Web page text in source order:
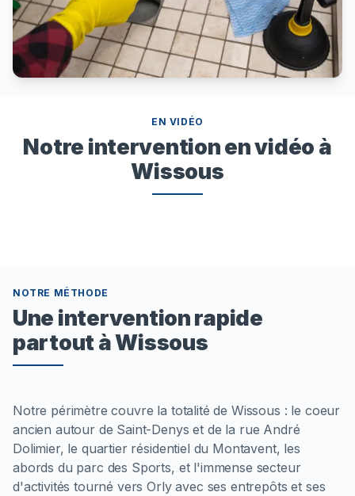
EN VIDÉO
Notre intervention en vidéo à
Wissous
NOTRE MÉTHODE
Une intervention rapide
partout à Wissous
Notre périmètre couvre la totalité de Wissous : le coeur
ancien autour de Saint-Denys et de la rue André
Dolimier, le quartier résidentiel du Montavent, les
abords du parc des Sports, et l'immense secteur
d'activités tourné vers Orly avec ses entrepôts et ses